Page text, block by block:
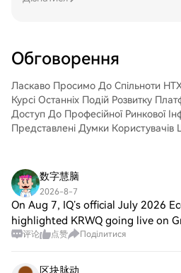
Торгівля ProShares UltraPro Short
запису, виберіть торгову пару,
реального часу. Ми пропонуємо
досвід як для початківців, так і для
досвідчених трейдерів.
VanEck Semiconductor ETF
торгуйте VanEck Semiconductor ETF
(SMH) на спотовому ринку HTX.
увійдіть до свого облікового запису,
виберіть торгову пару, укладайте
та спостерігайте за ними в режимі
реального часу. Ми пропонуємо
Обговорення
Ласкаво Просимо До Спільноти
Курсі Останніх Подій Розвитку
Доступ До Професійної Ринкової
Представлені Думки Користувачів
数字慧脑
2026-8-7
On Aug 7, IQ’s official July 2026
highlighted KRWQ going live on
liquidity, a Theseus Network AI-
评论 点赞 Поділитися
区块脉动